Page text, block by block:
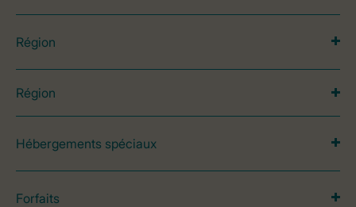
Région
Région
Hébergements spéciaux
Forfaits